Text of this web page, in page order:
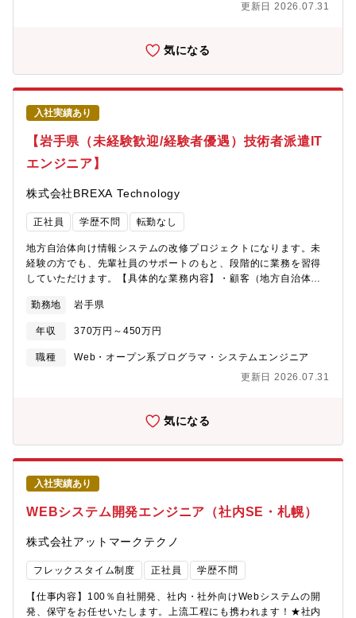
る環境〇チームでの業務なので、困ったときはすぐに相談できる
更新日 2026.07.31
気になる
入社実績あり
【岩手県（未経験歓迎/経験者優遇）技術者派遣IT
エンジニア】
株式会社BREXA Technology
正社員 学歴不問 転勤なし
地方自治体向け情報システムの改修プロジェクトになります。未
経験の方でも、先輩社員のサポートのもと、段階的に業務を習得
していただけます。【具体的な業務内容】・顧客（地方自治体）
要件の取りまとめ・顧客への具体的提案策の検討・データ移行、
設定、各種業務テスト・スケジュール調整など【使用ツール】
Java、SQLこの求人の特徴・・・〇社会貢献性の高いプロジェク
トに関われる〇未経験からITエンジニアとしてのキャリアをスタ
る環境〇チームでの業務なので、困ったときはすぐに相談できる
勤務地 岩手県
年収 370万円～450万円
職種
Web・オープン系プログラマ・システムエンジニア
更新日 2026.07.31
気になる
入社実績あり
WEBシステム開発エンジニア（社内SE・札幌）
株式会社アットマークテクノ
フレックスタイム制度 正社員 学歴不問
【仕事内容】100％自社開発、社内・社外向けWebシステムの開
発、保守をお任せいたします。上流工程にも携われます！★社内